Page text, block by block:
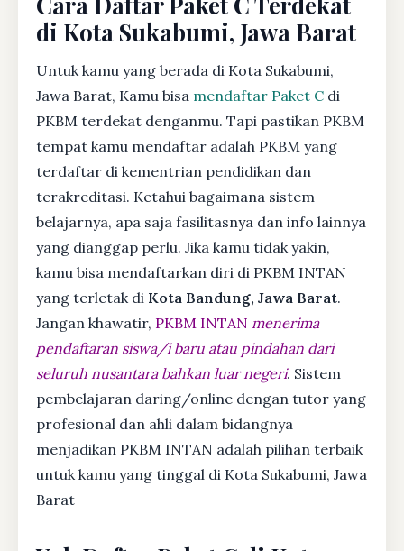
di Kota Sukabumi, Jawa Barat
Untuk kamu yang berada di Kota Sukabumi,
Jawa Barat, Kamu bisa mendaftar Paket C di
PKBM terdekat denganmu. Tapi pastikan PKBM
tempat kamu mendaftar adalah PKBM yang
terdaftar di kementrian pendidikan dan
terakreditasi. Ketahui bagaimana sistem
belajarnya, apa saja fasilitasnya dan info lainnya
yang dianggap perlu. Jika kamu tidak yakin,
kamu bisa mendaftarkan diri di PKBM INTAN
yang terletak di Kota Bandung, Jawa Barat.
Jangan khawatir, PKBM INTAN menerima
pendaftaran siswa/i baru atau pindahan dari
seluruh nusantara bahkan luar negeri. Sistem
pembelajaran daring/online dengan tutor yang
profesional dan ahli dalam bidangnya
menjadikan PKBM INTAN adalah pilihan terbaik
untuk kamu yang tinggal di Kota Sukabumi, Jawa
Barat